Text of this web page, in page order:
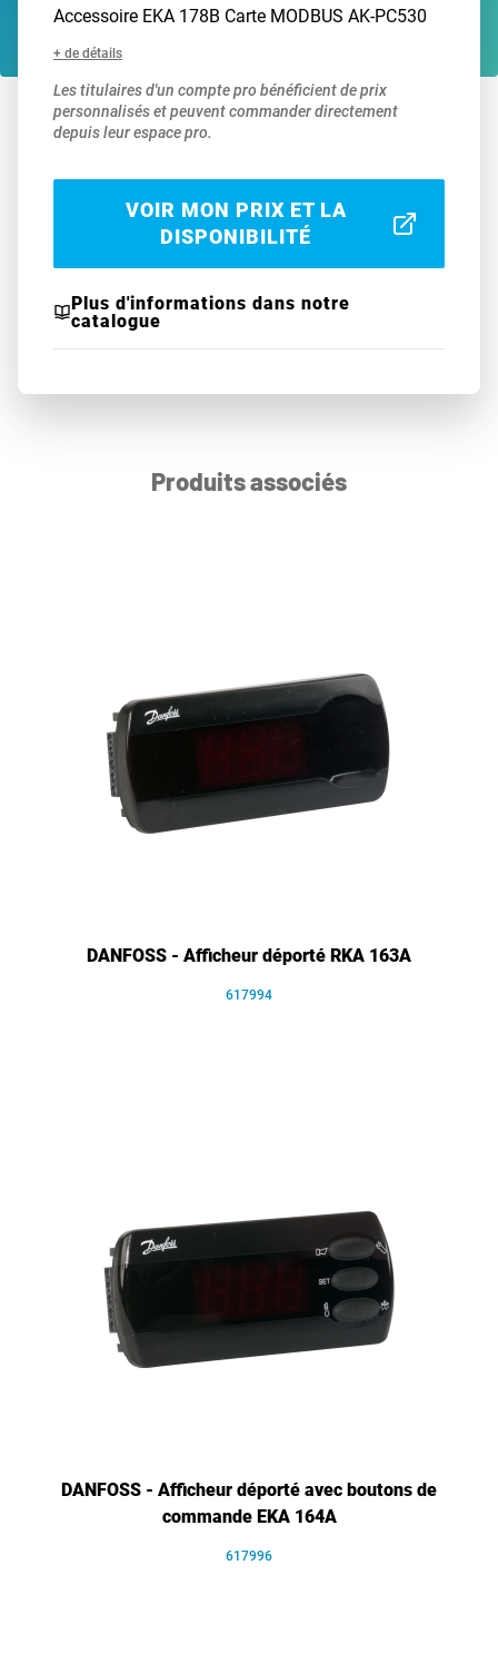
Accessoire EKA 178B Carte MODBUS AK-PC530
+ de détails
Les titulaires d'un compte pro bénéficient de prix
personnalisés et peuvent commander directement
depuis leur espace pro.
VOIR MON PRIX ET LA
DISPONIBILITÉ
Plus d'informations dans notre
catalogue
Produits associés
DANFOSS - Afficheur déporté RKA 163A
617994
DANFOSS - Afficheur déporté avec boutons de
commande EKA 164A
617996